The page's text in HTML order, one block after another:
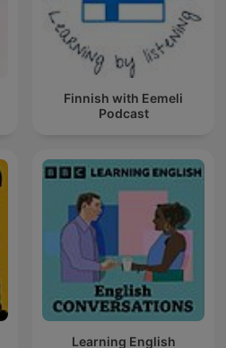
Finnish with Eemeli
Podcast
Learning English